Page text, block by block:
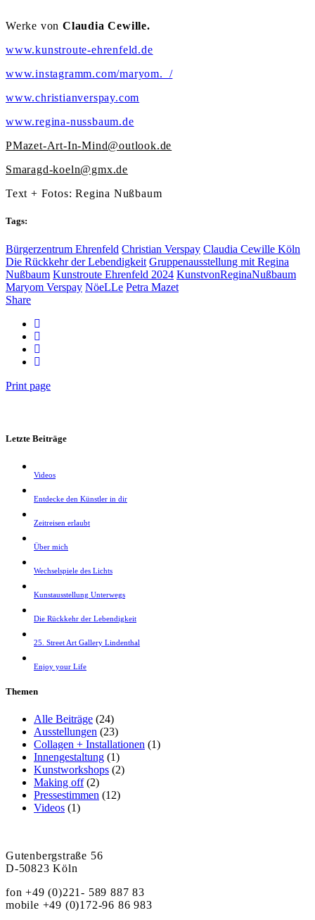
Werke von Claudia Cewille.
www.kunstroute-ehrenfeld.de
www.instagramm.com/maryom._/
www.christianverspay.com
www.regina-nussbaum.de
PMazet-Art-In-Mind@outlook.de
Smaragd-koeln@gmx.de
Text + Fotos: Regina Nußbaum
Tags:
Bürgerzentrum Ehrenfeld Christian Verspay Claudia Cewille Köln
Die Rückkehr der Lebendigkeit Gruppenausstellung mit Regina
Nußbaum Kunstroute Ehrenfeld 2024 KunstvonReginaNußbaum
Maryom Verspay NöeLLe Petra Mazet
Share
Print page
Letzte Beiträge
Videos
Entdecke den Künstler in dir
Zeitreisen erlaubt
Über mich
Wechselspiele des Lichts
Kunstausstellung Unterwegs
Die Rückkehr der Lebendigkeit
25. Street Art Gallery Lindenthal
Enjoy your Life
Themen
Alle Beiträge (24)
Ausstellungen (23)
Collagen + Installationen (1)
Innengestaltung (1)
Kunstworkshops (2)
Making off(2)
Pressestimmen (12)
Videos (1)
Gutenbergstraße 56
D-50823 Köln
fon +49 (0)221- 589 887 83
mobile +49 (0)172-96 86 983